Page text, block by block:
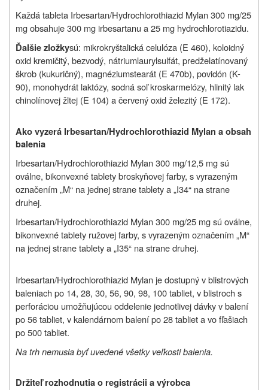
Každá tableta Irbesartan/Hydrochlorothiazid Mylan 300 mg/25
mg obsahuje 300 mg irbesartanu a 25 mg hydrochlorotiazidu.
Ďalšie zložkysú: mikrokryštalická celulóza (E 460), koloidný
oxid kremičitý, bezvodý, nátriumlaurylsulfát, predželatínovaný
škrob (kukuričný), magnéziumstearát (E 470b), povidón (K-
90), monohydrát laktózy, sodná soľ kroskarmelózy, hlinitý lak
chinolínovej žltej (E 104) a červený oxid železitý (E 172).
Ako vyzerá Irbesartan/Hydrochlorothiazid Mylan a obsah
balenia
Irbesartan/Hydrochlorothiazid Mylan 300 mg/12,5 mg sú
oválne, bikonvexné tablety broskyňovej farby, s vyrazeným
označením „M“ na jednej strane tablety a „I34“ na strane
druhej.
Irbesartan/Hydrochlorothiazid Mylan 300 mg/25 mg sú oválne,
bikonvexné tablety ružovej farby, s vyrazeným označením „M“
na jednej strane tablety a „I35“ na strane druhej.
Irbesartan/Hydrochlorothiazid Mylan je dostupný v blistrových
baleniach po 14, 28, 30, 56, 90, 98, 100 tabliet, v blistroch s
perforáciou umožňujúcou oddelenie jednotlivej dávky v balení
po 56 tabliet, v kalendárnom balení po 28 tabliet a vo fľašiach
po 500 tabliet.
Na trh nemusia byť uvedené všetky veľkosti balenia.
Držiteľ rozhodnutia o registrácii a výrobca